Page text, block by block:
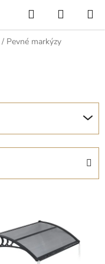
Hledat
KOŠÍK
/ Pevné markýzy